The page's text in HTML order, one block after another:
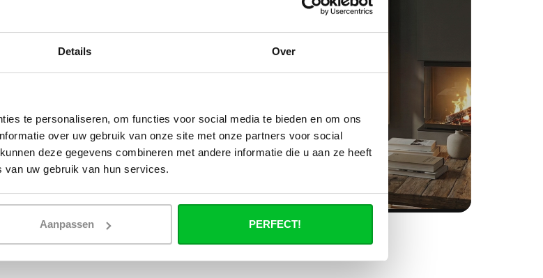
Details Over
te personaliseren, om functies voor social media te bieden en om ons
over uw gebruik van onze site met onze partners voor social
deze gegevens combineren met andere informatie die u aan ze heeft
uw gebruik van hun services.
Aanpassen PERFECT!